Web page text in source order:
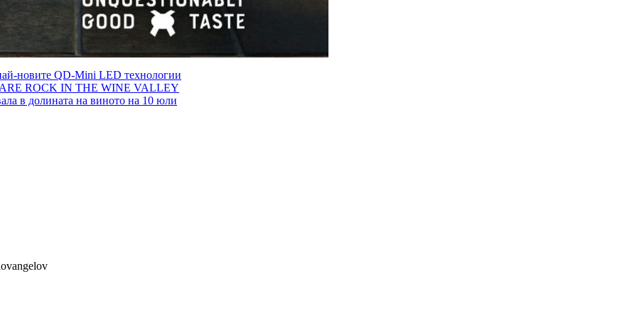
новите QD-Mini LED технологии
ROCK IN THE WINE VALLEY
в долината на виното на 10 юли